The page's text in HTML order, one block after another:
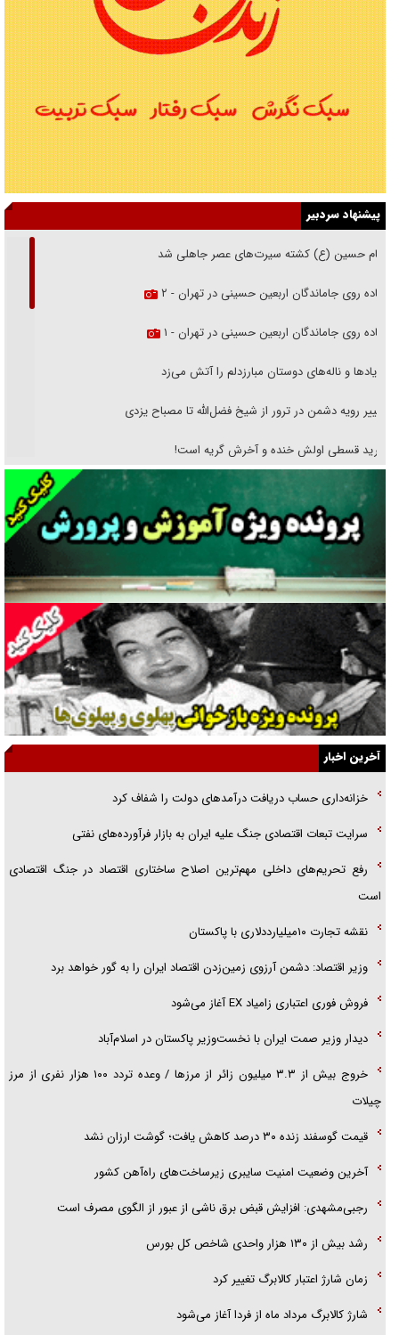
پیشنهاد سردبیر
امام حسین (ع) کشته سیرت‌های عصر جاهلی شد
پیاده روی جاماندگان اربعین حسینی در تهران - ۲
پیاده روی جاماندگان اربعین حسینی در تهران - ۱
فریاد‌ها و ناله‌های دوستان مبارزدلم را آتش می‌زد
تغییر رویه دشمن در ترور از شیخ فضل‌الله تا مصباح یزدی
خرید قسطی اولش خنده و آخرش گریه است!
فوتبال و آن «بالا»!
راهبرد غافلگیری با نسل جدید پهپاد‌ها
جنجال پزشکان تقلبی در صنعت زیبایی
یهودی‌ها در ادبیات داستانی اروپا؛ از شکسپیر تا دیکنز
گفت‌وگو با خواهر یکی از شهدای جنگ رمضان/ خواهرم فرمانده جهادی و
اهل خدمت بی‌منت بود
جزئیات شکنجه‌هایم فراتر از آن است که در بیان بگنجد!
پلیس
آخرین اخبار
خزانه‌داری حساب دریافت درآمد‌های دولت را شفاف کرد
سرایت تبعات اقتصادی جنگ علیه ایران به بازار فرآورده‌های نفتی
رفع تحریم‌های داخلی مهم‌ترین اصلاح ساختاری اقتصاد در جنگ اقتصادی
است
نقشه تجارت ۱۰میلیارددلاری با پاکستان
وزیر اقتصاد: دشمن آرزوی زمین‌زدن اقتصاد ایران را به گور خواهد برد
فروش فوری اعتباری زامیاد EX آغاز می‌شود
دیدار وزیر صمت ایران با نخست‌وزیر پاکستان در اسلام‌آباد
خروج بیش از ۳.۳ میلیون زائر از مرز‌ها / وعده تردد ۱۰۰ هزار نفری از مرز
چیلات
قیمت گوسفند زنده ۳۰ درصد کاهش یافت؛ گوشت ارزان نشد
آخرین وضعیت امنیت سایبری زیرساخت‌های راه‌آهن کشور
رجبی‌مشهدی: افزایش قبض برق ناشی از عبور از الگوی مصرف است
رشد بیش از ۱۳۰ هزار واحدی شاخص کل بورس
زمان شارژ اعتبار کالابرگ تغییر کرد
شارژ کالابرگ مرداد ماه از فردا آغاز می‌شود